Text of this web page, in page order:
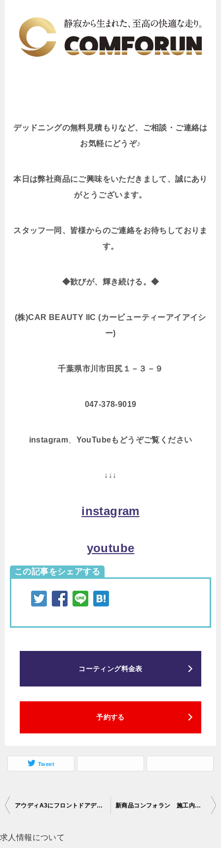
デッドニングの無料見積もりなど、ご相談・ご連絡は
お気軽にどうぞ♪
本日は弊社商品にご興味をいただきまして、誠にあり
がとうございます。
スタッフ一同、皆様からのご連絡をお待ちしておりま
す。
◆歓びが、輝き続ける。◆
(株)CAR BEAUTY IIC (カービューティーアイアイシ
ー)
千葉県市川市田尻１－３－９
047-378-9019
instagram YouTubeもどうぞご覧ください
↓↓↓
instagram
youtube
この記事をシェアする
コーティング料金表
予約する
Tweet
投
ナ
アウディA3にフロントドアデッドニング施工致しました！！ 新商品コンフォラン 施工内容をちょっとだけご紹介
求人情報について